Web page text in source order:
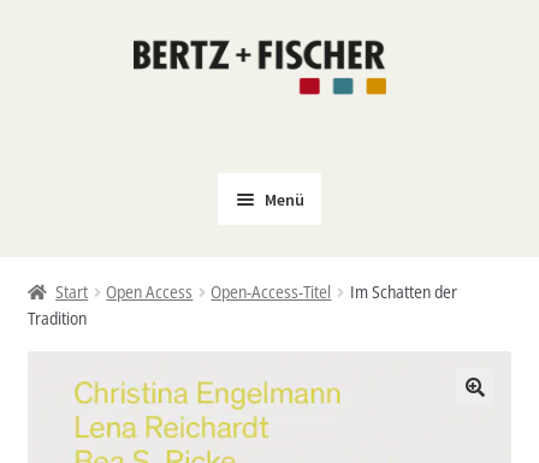
Zur
Zum
Menü
Coming Soon
Politik
PROKLA
Open Access
Start Open Access Open-Access-Titel
Im Schatten der
Tradition